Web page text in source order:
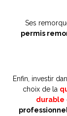
Ses
permis
Enfin, investir
choix de la
durable